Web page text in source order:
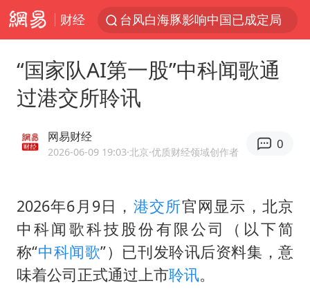
财经
中方回应是否开采太平洋海底稀土资源
我国编制完成新版全月地质图
感觉全东北都在等7号
扎哈罗娃批广岛市长不提美国原子弹
“国家队AI第一股”中科闻歌通
过港交所聆讯
网易财经
2026-06-09 19:03·北京·优质财经领域创作者
0
2026年6月9日， 港交所官网显示，北京
中科闻歌科技股份有限公司（以下简
称“中科闻歌”）已刊发聆讯后资料集，意
味着公司正式通过上市聆讯。